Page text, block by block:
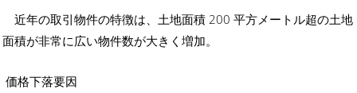
近年の取引物件の特徴は、土地面積 200 平方メートル超の土地
面積が非常に広い物件数が大きく増加。
価格下落要因